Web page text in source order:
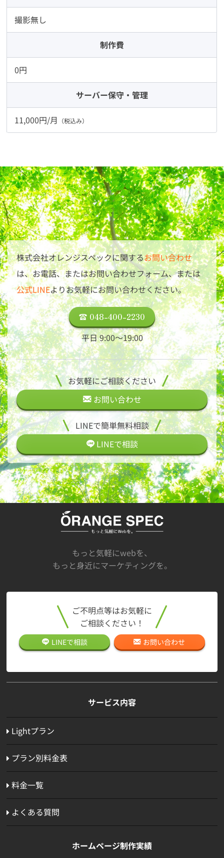
撮影無し
制作費
0円
サーバー保守・管理
11,000円/月 （税込み）
株式会社オレンジスペックに関するお問い合わせ
は、お電話、またはお問い合わせフォーム、または
公式LINEよりお気軽にお問い合わせください。
048-400-2230
平日 9:00〜19:00
お気軽にご相談ください
お問い合わせ
LINEで簡単無料相談
LINEで相談
もっと気軽にwebを、
もっと身近にマーケティングを。
ご不明点等はお気軽に
ご相談ください！
LINEで相談 お問い合わせ
サービス内容
Lightプラン
プラン別料金表
料金一覧
よくある質問
ホームページ制作実績